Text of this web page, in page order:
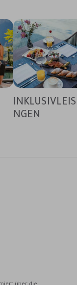
NGEN